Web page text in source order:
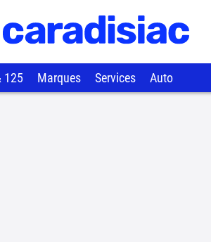
125 Marques Services Auto